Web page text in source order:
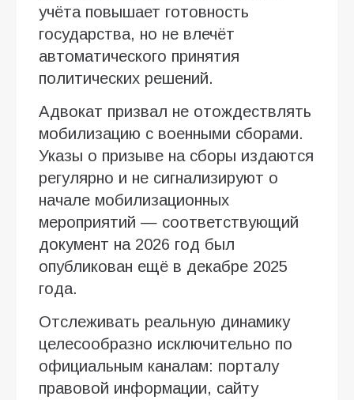
учёта повышает готовность
государства, но не влечёт
автоматического принятия
политических решений.
Адвокат призвал не отождествлять
мобилизацию с военными сборами.
Указы о призыве на сборы издаются
регулярно и не сигнализируют о
начале мобилизационных
мероприятий — соответствующий
документ на 2026 год был
опубликован ещё в декабре 2025
года.
Отслеживать реальную динамику
целесообразно исключительно по
официальным каналам: порталу
правовой информации, сайту